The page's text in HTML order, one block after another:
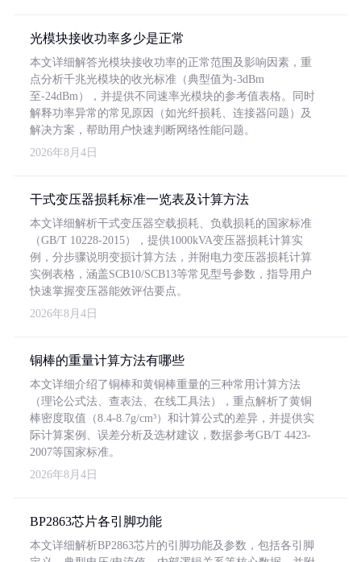
光模块接收功率多少是正常
本文详细解答光模块接收功率的正常范围及影响因素，重
点分析千兆光模块的收光标准（典型值为-3dBm
至-24dBm），并提供不同速率光模块的参考值表格。同时
解释功率异常的常见原因（如光纤损耗、连接器问题）及
解决方案，帮助用户快速判断网络性能问题。
2026年8月4日
干式变压器损耗标准一览表及计算方法
本文详细解析干式变压器空载损耗、负载损耗的国家标准
（GB/T 10228-2015），提供1000kVA变压器损耗计算实
例，分步骤说明变损计算方法，并附电力变压器损耗计算
实例表格，涵盖SCB10/SCB13等常见型号参数，指导用户
快速掌握变压器能效评估要点。
2026年8月4日
铜棒的重量计算方法有哪些
本文详细介绍了铜棒和黄铜棒重量的三种常用计算方法
（理论公式法、查表法、在线工具法），重点解析了黄铜
棒密度取值（8.4-8.7g/cm³）和计算公式的差异，并提供实
际计算案例、误差分析及选材建议，数据参考GB/T 4423-
2007等国家标准。
2026年8月4日
BP2863芯片各引脚功能
本文详细解析BP2863芯片的引脚功能及参数，包括各引脚